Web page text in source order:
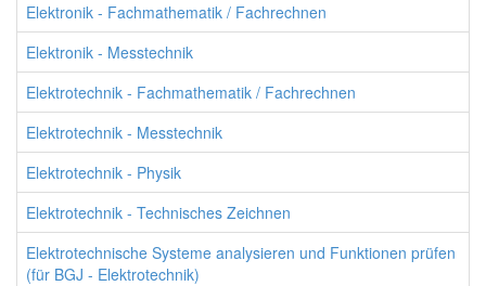
Elektronik - Fachmathematik / Fachrechnen
Elektronik - Messtechnik
Elektrotechnik - Fachmathematik / Fachrechnen
Elektrotechnik - Messtechnik
Elektrotechnik - Physik
Elektrotechnik - Technisches Zeichnen
Elektrotechnische Systeme analysieren und Funktionen prüfen
(für BGJ - Elektrotechnik)